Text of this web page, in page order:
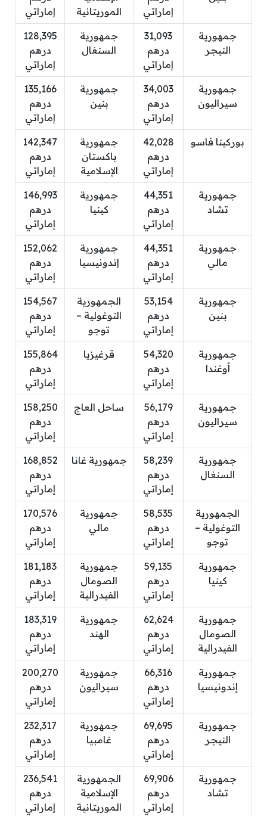
إماراتي
الموريتانية
إماراتي
جمهورية
النيجر
31,093
درهم
إماراتي
جمهورية
السنغال
128,395
درهم
إماراتي
جمهورية
سيراليون
34,003
درهم
إماراتي
جمهورية
بنين
135,166
درهم
إماراتي
بوركينا فاسو
42,028
درهم
إماراتي
جمهورية
باكستان
الإسلامية
142,347
درهم
إماراتي
جمهورية
تشاد
44,351
درهم
إماراتي
جمهورية
كينيا
146,993
درهم
إماراتي
جمهورية
مالي
44,351
درهم
إماراتي
جمهورية
إندونيسيا
152,062
درهم
إماراتي
جمهورية
بنين
53,154
درهم
إماراتي
الجمهورية
التوغولية –
توجو
154,567
درهم
إماراتي
جمهورية
أوغندا
54,320
درهم
إماراتي
قرغيزيا
155,864
درهم
إماراتي
جمهورية
سيراليون
56,179
درهم
إماراتي
ساحل العاج
158,250
درهم
إماراتي
جمهورية
السنغال
58,239
درهم
إماراتي
جمهورية غانا
168,852
درهم
إماراتي
الجمهورية
التوغولية –
توجو
58,535
درهم
إماراتي
جمهورية
مالي
170,576
درهم
إماراتي
جمهورية
كينيا
59,135
درهم
إماراتي
جمهورية
الصومال
الفيدرالية
181,183
درهم
إماراتي
جمهورية
الصومال
الفيدرالية
62,624
درهم
إماراتي
جمهورية
الهند
183,319
درهم
إماراتي
جمهورية
إندونيسيا
66,316
درهم
إماراتي
جمهورية
سيراليون
200,270
درهم
إماراتي
جمهورية
النيجر
69,695
درهم
إماراتي
جمهورية
غامبيا
232,317
درهم
إماراتي
جمهورية
تشاد
69,906
درهم
إماراتي
الجمهورية
الإسلامية
الموريتانية
236,541
درهم
إماراتي